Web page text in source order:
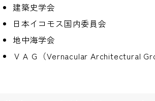
建築史学会
日本イコモス国内委員会
地中海学会
ＶＡＧ（Vernacular Architectural